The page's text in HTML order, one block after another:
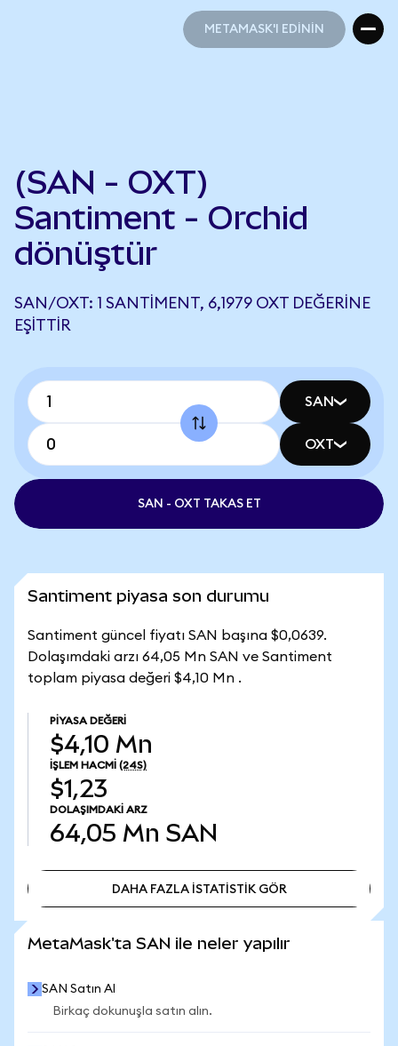
METAMASK'I EDİNİN
(SAN - OXT)
Santiment - Orchid
dönüştür
SAN/OXT: 1 SANTIMENT, 6,1979 OXT DEĞERINE
EŞITTIR
SAN
OXT
SAN - OXT TAKAS ET
Santiment piyasa son durumu
Santiment güncel fiyatı SAN başına $0,0639.
Dolaşımdaki arzı 64,05 Mn SAN ve Santiment
toplam piyasa değeri $4,10 Mn .
PIYASA DEĞERI
$4,10 Mn
İŞLEM HACMI (24S)
$1,23
DOLAŞIMDAKI ARZ
64,05 Mn SAN
DAHA FAZLA İSTATİSTİK GÖR
MetaMask'ta SAN ile neler yapılır
SAN Satın Al
Birkaç dokunuşla satın alın.